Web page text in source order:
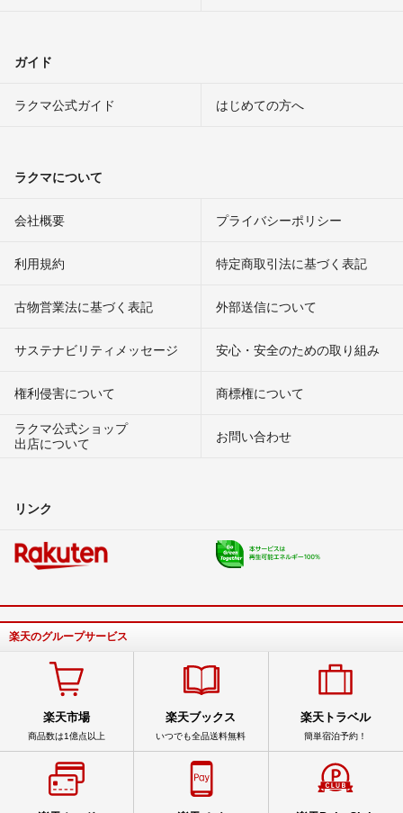
ガイド
ラクマ公式ガイド はじめての方へ
ラクマについて
会社概要 プライバシーポリシー
利用規約 特定商取引法に基づく表記
古物営業法に基づく表記 外部送信について
サステナビリティメッセージ 安心・安全のための取り組み
権利侵害について
商標権について
ラクマ公式ショップ
出店について
お問い合わせ
リンク
楽天のグループサービス
楽天市場
商品数は1億点以上
楽天ブックス
いつでも全品送料無料
楽天トラベル
簡単宿泊予約！